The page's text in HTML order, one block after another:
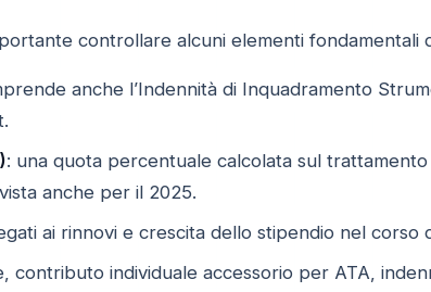
controllare alcuni elementi fondamentali
anche l’Indennità di Inquadramento
: una quota percentuale calcolata sul
anche per il 2025.
ai rinnovi e crescita dello stipendio nel corso
contributo individuale accessorio per ATA,